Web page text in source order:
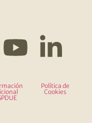
Política de
Cookies